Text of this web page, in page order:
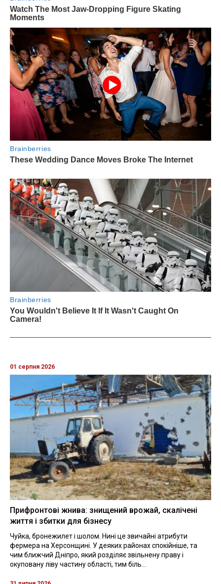
01 серпня 2026
Прифронтові жнива: знищений врожай, скалічені
життя і збитки для бізнесу
Чуйка, бронежилет і шолом. Нині це звичайні атрибути
фермера на Херсонщині. У деяких районах спокійніше, та
чим ближчий Дніпро, який розділяє звільнену праву і
окуповану ліву частину області, тим біль...